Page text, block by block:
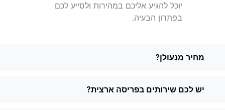
יוכל להגיע אליכם במהירות ולסייע לכם
בפתרון הבעיה.
מחיר מנעולן?
יש לכם שירותים בפריסה ארצית?